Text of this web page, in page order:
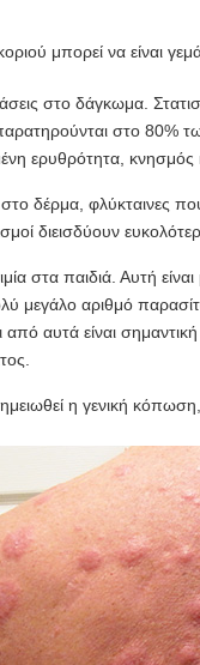
μπορεί να είναι
στο δάγκωμα.
στο 80%
ερυθρότητα, κνησμός
δέρμα, φλύκταινες
διεισδύουν
στα παιδιά. Αυτή
μεγάλο αριθμό
αυτά είναι
η γενική